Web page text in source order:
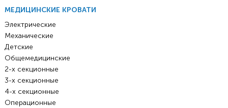
МЕДИЦИНСКИЕ КРОВАТИ
Электрические
Механические
Детские
Общемедицинские
2-х секционные
3-х секционные
4-х секционные
Операционные